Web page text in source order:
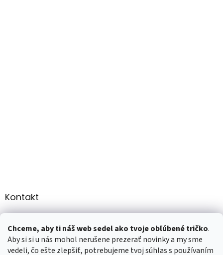
Chceme, aby ti náš web sedel ako tvoje obľúbené tričko.
Aby si si u nás mohol nerušene prezerať novinky a my sme
vedeli, čo ešte zlepšiť, potrebujeme tvoj súhlas s používaním
Kontakt
+421 907947783